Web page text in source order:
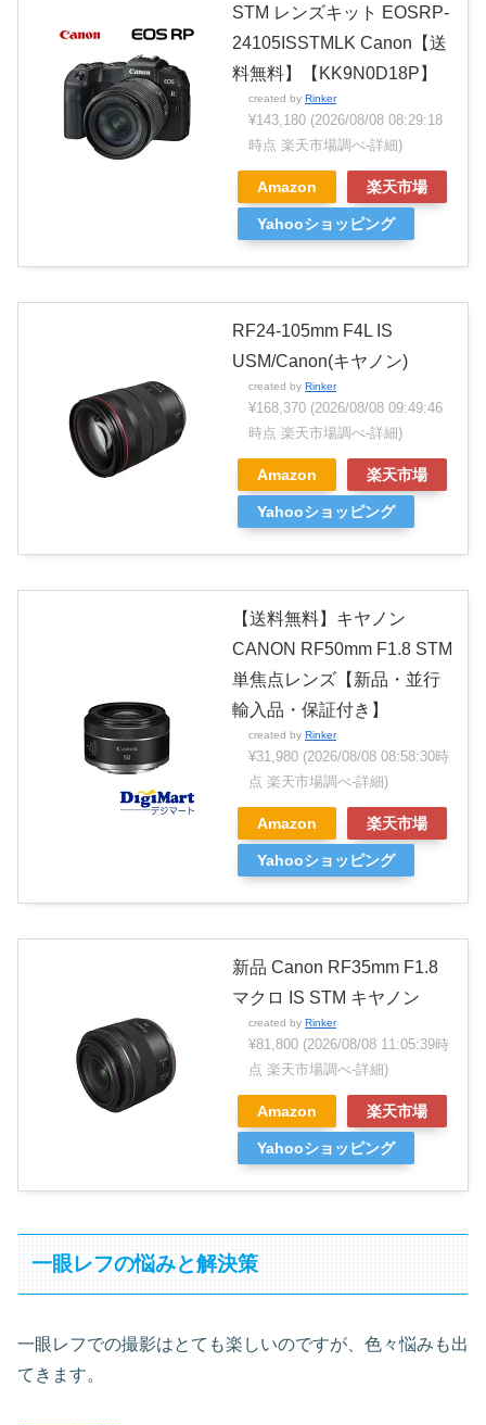
STM レンズキット EOSRP-
24105ISSTMLK Canon【送
料無料】【KK9N0D18P】
created by Rinker
¥143,180 (2026/08/08 08:29:18
時点 楽天市場調べ-詳細)
Amazon 楽天市場
Yahooショッピング
RF24-105mm F4L IS
USM/Canon(キヤノン)
created by Rinker
¥168,370 (2026/08/08 09:49:46
時点 楽天市場調べ-詳細)
Amazon 楽天市場
Yahooショッピング
【送料無料】キヤノン
CANON RF50mm F1.8 STM
単焦点レンズ【新品・並行
輸入品・保証付き】
created by Rinker
¥31,980 (2026/08/08 08:58:30時
点 楽天市場調べ-詳細)
Amazon 楽天市場
Yahooショッピング
新品 Canon RF35mm F1.8
マクロ IS STM キヤノン
created by Rinker
¥81,800 (2026/08/08 11:05:39時
点 楽天市場調べ-詳細)
Amazon 楽天市場
Yahooショッピング
一眼レフの悩みと解決策
一眼レフでの撮影はとても楽しいのですが、色々悩みも出
てきます。